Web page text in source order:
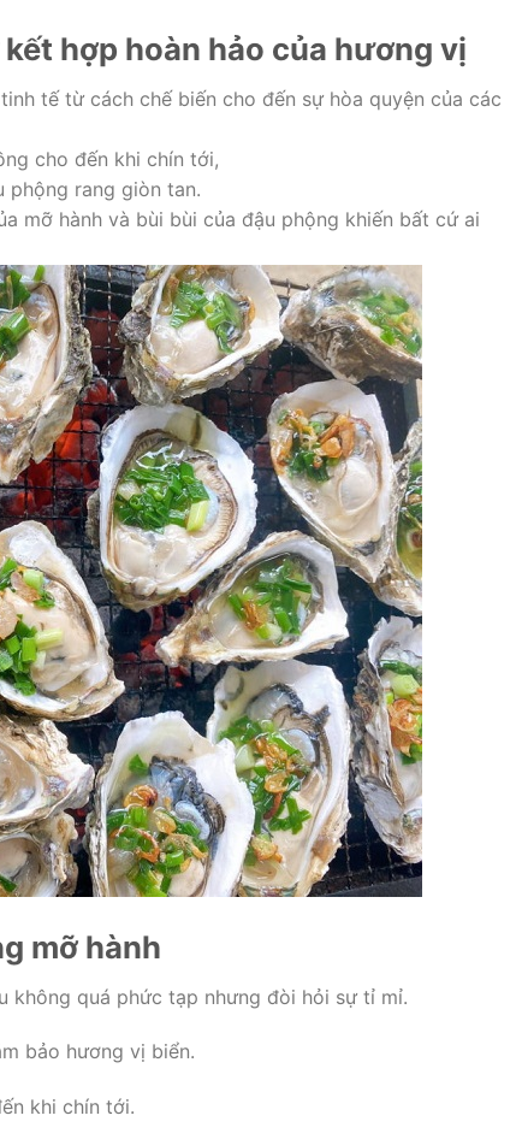
hợp hoàn hảo của hương vị
tế từ cách chế biến cho đến sự hòa quyện của các
cho đến khi chín tới,
phộng rang giòn tan.
mỡ hành và bùi bùi của đậu phộng khiến bất cứ ai
mỡ hành
không quá phức tạp nhưng đòi hỏi sự tỉ mỉ.
bảo hương vị biển.
khi chín tới.